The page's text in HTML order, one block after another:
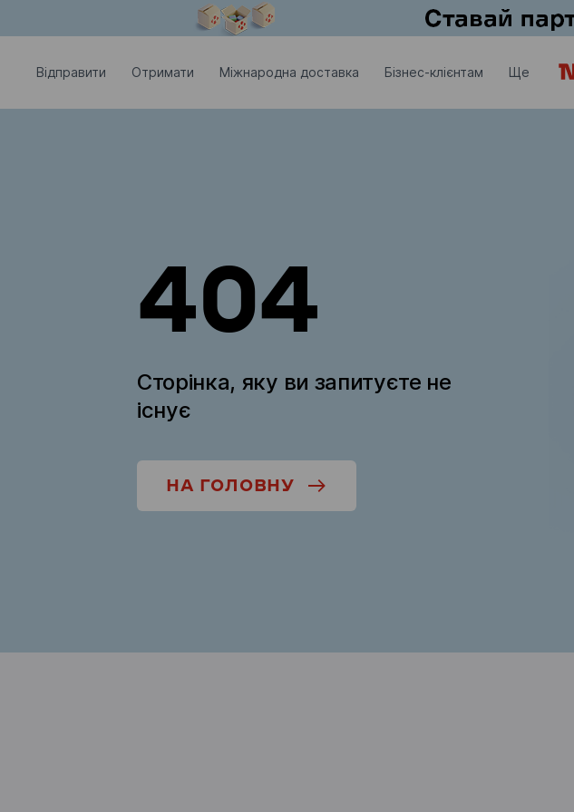
Відправити Отримати Міжнародна доставка Бізнес-клієнтам Ще
404
Сторінка, яку ви запитуєте не
існує
НА ГОЛОВНУ